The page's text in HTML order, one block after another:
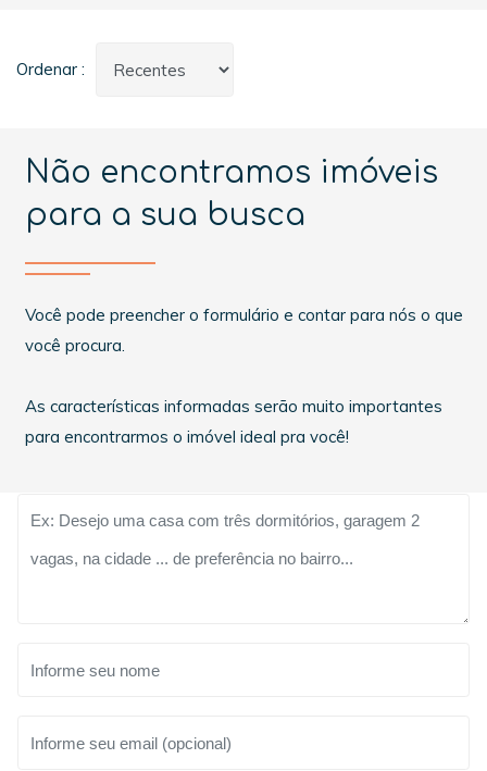
Ordenar :
Não encontramos imóveis
para a sua busca
Você pode preencher o formulário e contar para nós o que
você procura.
As características informadas serão muito importantes
para encontrarmos o imóvel ideal pra você!